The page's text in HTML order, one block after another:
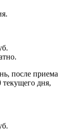
после приема
текущего дня,